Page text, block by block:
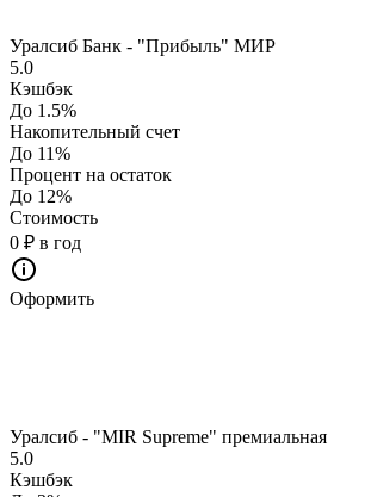
Уралсиб Банк - "Прибыль" МИР
5.0
Кэшбэк
До 1.5%
Накопительный счет
До 11%
Процент на остаток
До 12%
Стоимость
0 ₽ в год
Оформить
Уралсиб - "MIR Supreme" премиальная
5.0
Кэшбэк